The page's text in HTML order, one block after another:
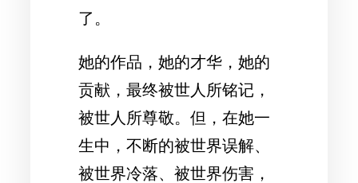
了。
她的作品，她的才华，她的
贡献，最终被世人所铭记，
被世人所尊敬。但，在她一
生中，不断的被世界误解、
被世界冷落、被世界伤害，